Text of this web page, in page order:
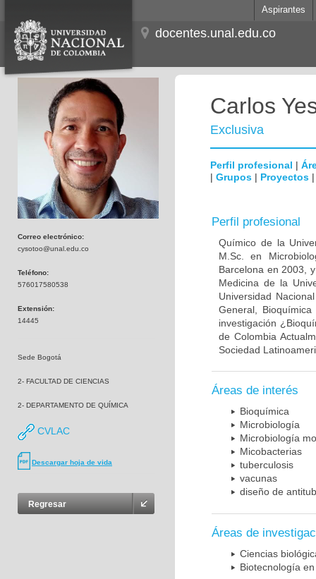
Aspirantes
docentes.unal.edu.co
Correo electrónico:
cysotoo@unal.edu.co
Teléfono:
576017580538
Extensión:
14445
Sede Bogotá
2- FACULTAD DE CIENCIAS
2- DEPARTAMENTO DE QUÍMICA
CVLAC
Descargar hoja de vida
Regresar
Carlos
Exclusiva
Perfil profesional |
| Grupos | Proyectos
Perfil profesional
Químico de la
M.Sc. en
Barcelona en 2003,
Medicina de la
Universidad
General,
investigación
de Colombia
Sociedad
Áreas de interés
Bioquímica
Microbiología
Microbiología
Micobacterias
tuberculosis
vacunas
diseño de
Áreas de
Ciencias
Biotecnología